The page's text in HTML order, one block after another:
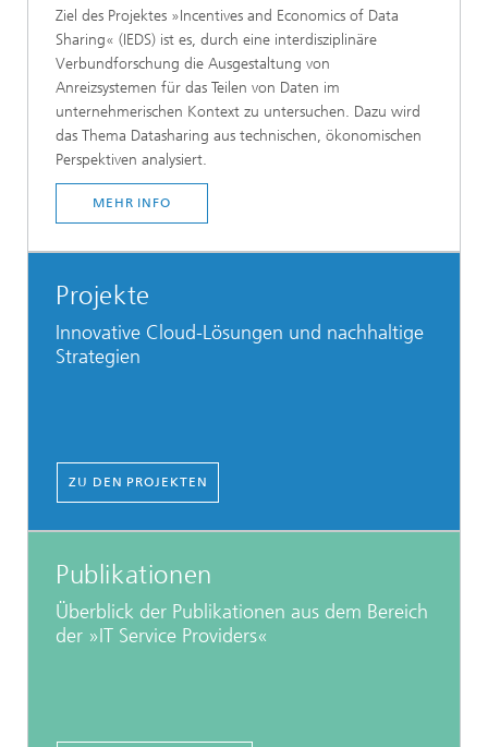
Ziel des Projektes »Incentives and Economics of Data
Sharing« (IEDS) ist es, durch eine interdisziplinäre
Verbundforschung die Ausgestaltung von
Anreizsystemen für das Teilen von Daten im
unternehmerischen Kontext zu untersuchen. Dazu wird
das Thema Datasharing aus technischen, ökonomischen
Perspektiven analysiert.
MEHR INFO
Projekte
Innovative Cloud-Lösungen und nachhaltige
Strategien
ZU DEN PROJEKTEN
Publikationen
Überblick der Publikationen aus dem Bereich
der »IT Service Providers«